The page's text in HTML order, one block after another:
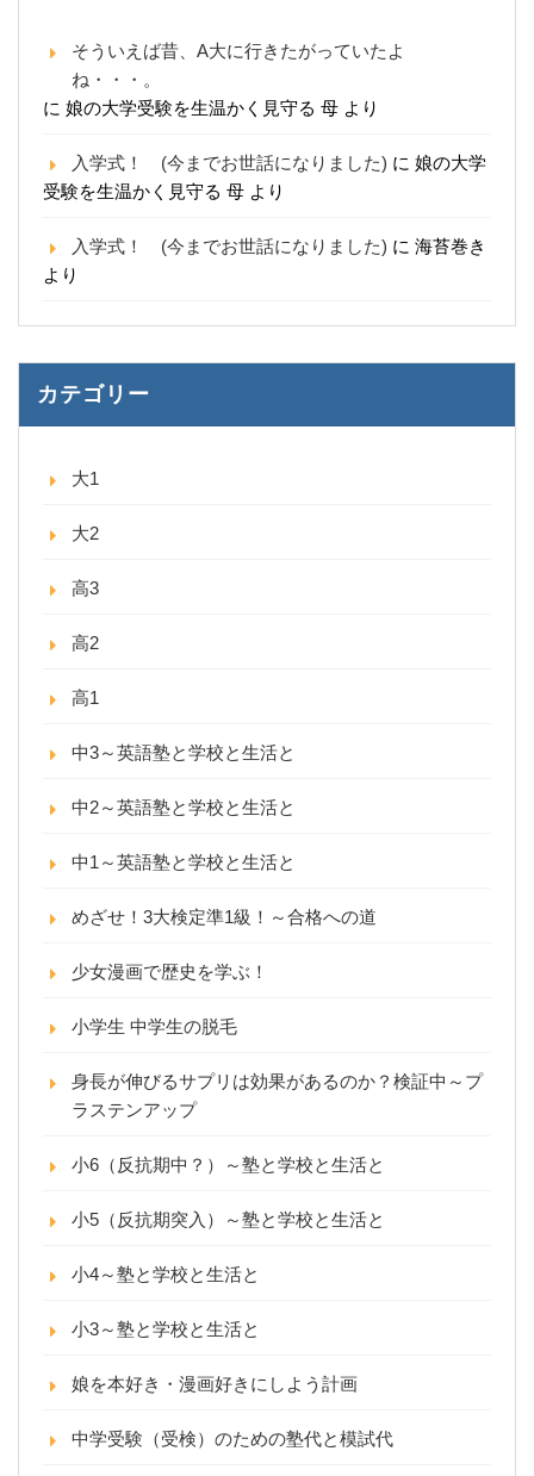
そういえば昔、A大に行きたがっていたよ
ね・・・。
に 娘の大学受験を生温かく見守る 母 より
入学式！ (今までお世話になりました) に 娘の大学
受験を生温かく見守る 母 より
入学式！ (今までお世話になりました) に 海苔巻き
より
カテゴリー
大1
大2
高3
高2
高1
中3～英語塾と学校と生活と
中2～英語塾と学校と生活と
中1～英語塾と学校と生活と
めざせ！3大検定準1級！～合格への道
少女漫画で歴史を学ぶ！
小学生 中学生の脱毛
身長が伸びるサプリは効果があるのか？検証中～プ
ラステンアップ
小6（反抗期中？）～塾と学校と生活と
小5（反抗期突入）～塾と学校と生活と
小4～塾と学校と生活と
小3～塾と学校と生活と
娘を本好き・漫画好きにしよう計画
中学受験（受検）のための塾代と模試代